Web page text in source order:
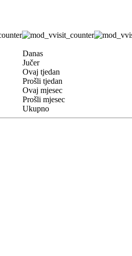
Danas
Jučer
Ovaj tjedan
Prošli tjedan
Ovaj mjesec
Prošli mjesec
Ukupno